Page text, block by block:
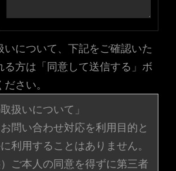
いについて、下記をご確認いた
る方は「同意して送信する」ボ
さい。
扱いについて」
お問い合わせ対応を利用目的と
利用することはありません。
）ご本人の同意を得ずに第三者